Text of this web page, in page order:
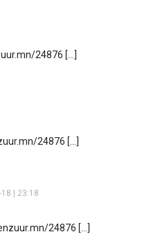
24876 […]
24876 […]
| 23:18
24876 […]